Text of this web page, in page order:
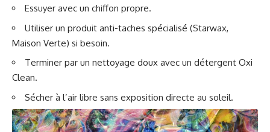
Essuyer avec un chiffon propre.
Utiliser un produit anti-taches spécialisé (Starwax,
Maison Verte) si besoin.
Terminer par un nettoyage doux avec un détergent Oxi
Clean.
Sécher à l’air libre sans exposition directe au soleil.